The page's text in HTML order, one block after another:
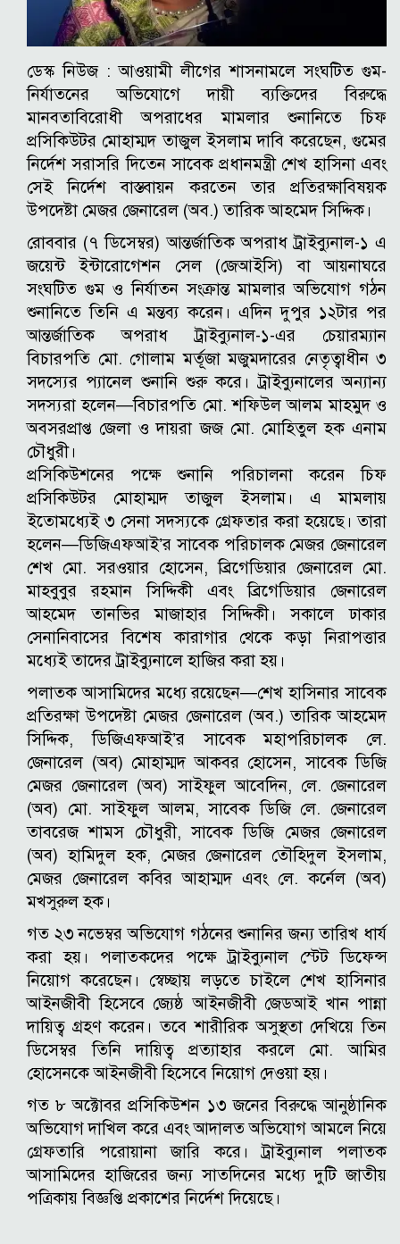
ডেস্ক নিউজ :আওয়ামী লীগের শাসনামলে সংঘটিত গুম-
নির্যাতনের অভিযোগে দায়ী ব্যক্তিদের বিরুদ্ধে
মানবতাবিরোধী অপরাধের মামলার শুনানিতে চিফ
প্রসিকিউটর মোহাম্মদ তাজুল ইসলাম দাবি করেছেন, গুমের
নির্দেশ সরাসরি দিতেন সাবেক প্রধানমন্ত্রী শেখ হাসিনা এবং
সেই নির্দেশ বাস্তবায়ন করতেন তার প্রতিরক্ষাবিষয়ক
উপদেষ্টা মেজর জেনারেল (অব.) তারিক আহমেদ সিদ্দিক।
রোববার (৭ ডিসেম্বর) আন্তর্জাতিক অপরাধ ট্রাইব্যুনাল-১ এ
জয়েন্ট ইন্টারোগেশন সেল (জেআইসি) বা আয়নাঘরে
সংঘটিত গুম ও নির্যাতন সংক্রান্ত মামলার অভিযোগ গঠন
শুনানিতে তিনি এ মন্তব্য করেন। এদিন দুপুর ১২টার পর
আন্তর্জাতিক অপরাধ ট্রাইব্যুনাল-১-এর চেয়ারম্যান
বিচারপতি মো. গোলাম মর্তূজা মজুমদারের নেতৃত্বাধীন ৩
সদস্যের প্যানেল শুনানি শুরু করে। ট্রাইব্যুনালের অন্যান্য
সদস্যরা হলেন—বিচারপতি মো. শফিউল আলম মাহমুদ ও
অবসরপ্রাপ্ত জেলা ও দায়রা জজ মো. মোহিতুল হক এনাম
চৌধুরী।
প্রসিকিউশনের পক্ষে শুনানি পরিচালনা করেন চিফ
প্রসিকিউটর মোহাম্মদ তাজুল ইসলাম। এ মামলায়
ইতোমধ্যেই ৩ সেনা সদস্যকে গ্রেফতার করা হয়েছে। তারা
হলেন—ডিজিএফআই’র সাবেক পরিচালক মেজর জেনারেল
শেখ মো. সরওয়ার হোসেন, ব্রিগেডিয়ার জেনারেল মো.
মাহবুবুর রহমান সিদ্দিকী এবং ব্রিগেডিয়ার জেনারেল
আহমেদ তানভির মাজাহার সিদ্দিকী। সকালে ঢাকার
সেনানিবাসের বিশেষ কারাগার থেকে কড়া নিরাপত্তার
মধ্যেই তাদের ট্রাইব্যুনালে হাজির করা হয়।
পলাতক আসামিদের মধ্যে রয়েছেন—শেখ হাসিনার সাবেক
প্রতিরক্ষা উপদেষ্টা মেজর জেনারেল (অব.) তারিক আহমেদ
সিদ্দিক, ডিজিএফআই’র সাবেক মহাপরিচালক লে.
জেনারেল (অব) মোহাম্মদ আকবর হোসেন, সাবেক ডিজি
মেজর জেনারেল (অব) সাইফুল আবেদিন, লে. জেনারেল
(অব) মো. সাইফুল আলম, সাবেক ডিজি লে. জেনারেল
তাবরেজ শামস চৌধুরী, সাবেক ডিজি মেজর জেনারেল
(অব) হামিদুল হক, মেজর জেনারেল তৌহিদুল ইসলাম,
মেজর জেনারেল কবির আহাম্মদ এবং লে. কর্নেল (অব)
মখসুরুল হক।
গত ২৩ নভেম্বর অভিযোগ গঠনের শুনানির জন্য তারিখ ধার্য
করা হয়। পলাতকদের পক্ষে ট্রাইব্যুনাল স্টেট ডিফেন্স
নিয়োগ করেছেন। স্বেচ্ছায় লড়তে চাইলে শেখ হাসিনার
আইনজীবী হিসেবে জ্যেষ্ঠ আইনজীবী জেডআই খান পান্না
দায়িত্ব গ্রহণ করেন। তবে শারীরিক অসুস্থতা দেখিয়ে তিন
ডিসেম্বর তিনি দায়িত্ব প্রত্যাহার করলে মো. আমির
হোসেনকে আইনজীবী হিসেবে নিয়োগ দেওয়া হয়।
গত ৮ অক্টোবর প্রসিকিউশন ১৩ জনের বিরুদ্ধে আনুষ্ঠানিক
অভিযোগ দাখিল করে এবং আদালত অভিযোগ আমলে নিয়ে
গ্রেফতারি পরোয়ানা জারি করে। ট্রাইব্যুনাল পলাতক
আসামিদের হাজিরের জন্য সাতদিনের মধ্যে দুটি জাতীয়
পত্রিকায় বিজ্ঞপ্তি প্রকাশের নির্দেশ দিয়েছে।